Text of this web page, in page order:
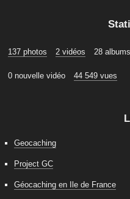
137 photos 2 vidéos 28 albums
0 nouvelle vidéo 44 549 vues
Geocaching
Project GC
Géocaching en Ile de France